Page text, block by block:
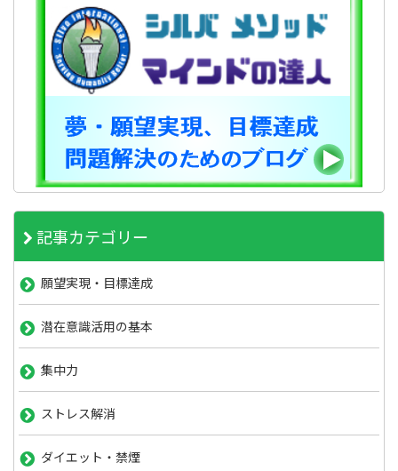
記事カテゴリー
願望実現・目標達成
潜在意識活用の基本
集中力
ストレス解消
ダイエット・禁煙